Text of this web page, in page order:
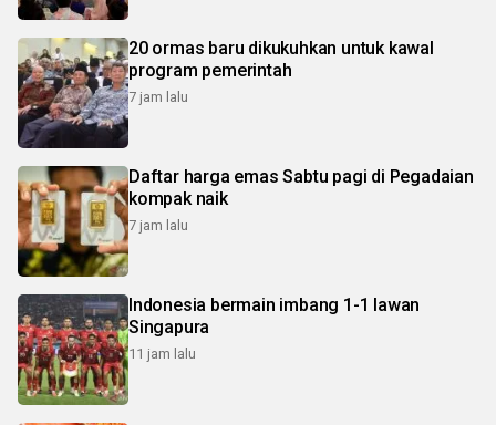
20 ormas baru dikukuhkan untuk kawal
program pemerintah
7 jam lalu
Daftar harga emas Sabtu pagi di Pegadaian
kompak naik
7 jam lalu
Indonesia bermain imbang 1-1 lawan
Singapura
11 jam lalu